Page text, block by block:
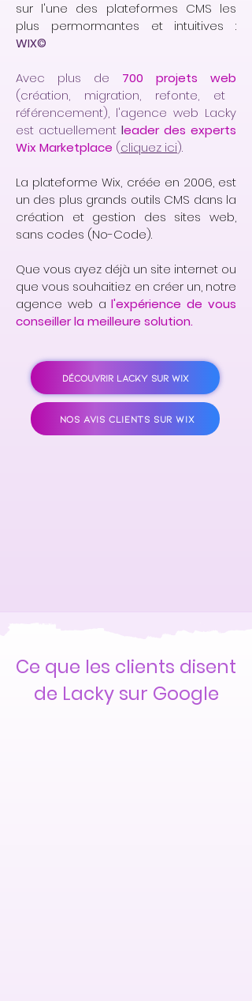
sur l'une des plateformes CMS les
plus permormantes et intuitives :
WIX©
Avec plus de
700 projets web
(création, migration, refonte, et
référencement), l'agence web Lacky
est actuellement leader des experts
Wix Marketplace (cliquez ici).
La plateforme Wix, créée en 2006, est
un des plus grands outils CMS dans la
création et gestion des sites web,
sans codes (No-Code).
Que vous ayez déjà un site internet ou
que vous souhaitiez en créer un, notre
agence web al'expérience de vous
conseiller la meilleure solution.
DÉCOUVRIR LACKY SUR WIX
NOS AVIS CLIENTS SUR WIX
Ce que les clients disent
de Lacky sur Google